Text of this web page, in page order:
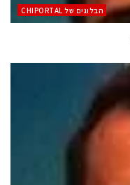
הבלוגים של CHIPORTAL